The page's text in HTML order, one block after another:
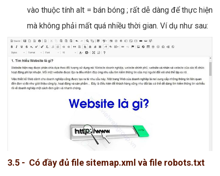
vào thuộc tính alt = bán bóng ; rất dễ dàng để thực hiện
mà không phải mất quá nhiều thời gian. Ví dụ như sau:
3.5 - Có đầy đủ file sitemap.xml và file robots.txt